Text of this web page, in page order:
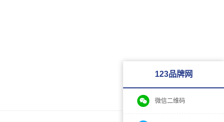
123品牌网
微信二维码